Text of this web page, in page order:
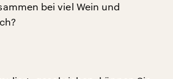
bei viel Wein und